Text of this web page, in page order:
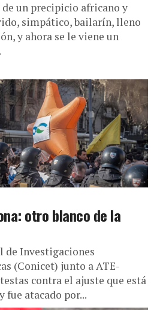
un precipicio africano y
simpático, bailarín, lleno
y ahora se le viene un
otro blanco de la
de Investigaciones
(Conicet) junto a ATE-
contra el ajuste que está
fue atacado por...